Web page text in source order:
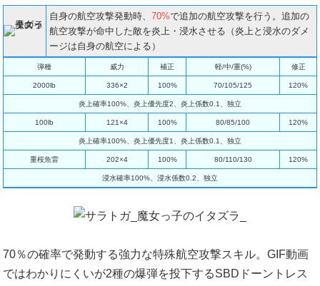
自身の航空攻撃発動時、 70%で追加の航空攻撃を行う。追加の
航空攻撃が命中した敵を炎上・浸水させる（炎上と浸水のダメ
ージは自身の航空による）
弾種 威力 補正 軽/中/重(%) 修正
2000lb 336×2 100% 70/105/125 120%
炎上確率100%、炎上優先度2、炎上係数0.1、独立
100lb 121×4 100% 80/85/100 120%
炎上確率100%、炎上優先度1、炎上係数0.1、独立
重桜魚雷 202×4 100% 80/110/130 120%
浸水確率100%、浸水係数0.2、独立
70％の確率で発動する強力な特殊航空攻撃スキル。GIF動画
ではわかりにくいが2種の爆弾を投下するSBDドーントレス